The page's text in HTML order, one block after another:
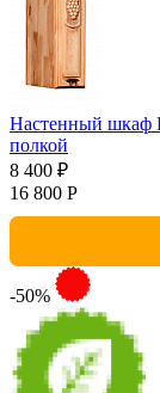
Настенный шкаф
полкой
8 400 ₽
16 800 Р
-50%